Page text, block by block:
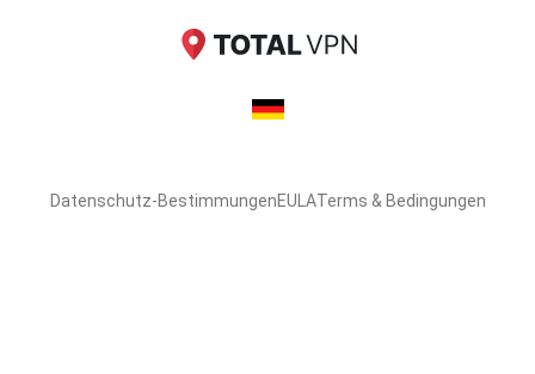
Datenschutz-BestimmungenEULATerms & Bedingungen